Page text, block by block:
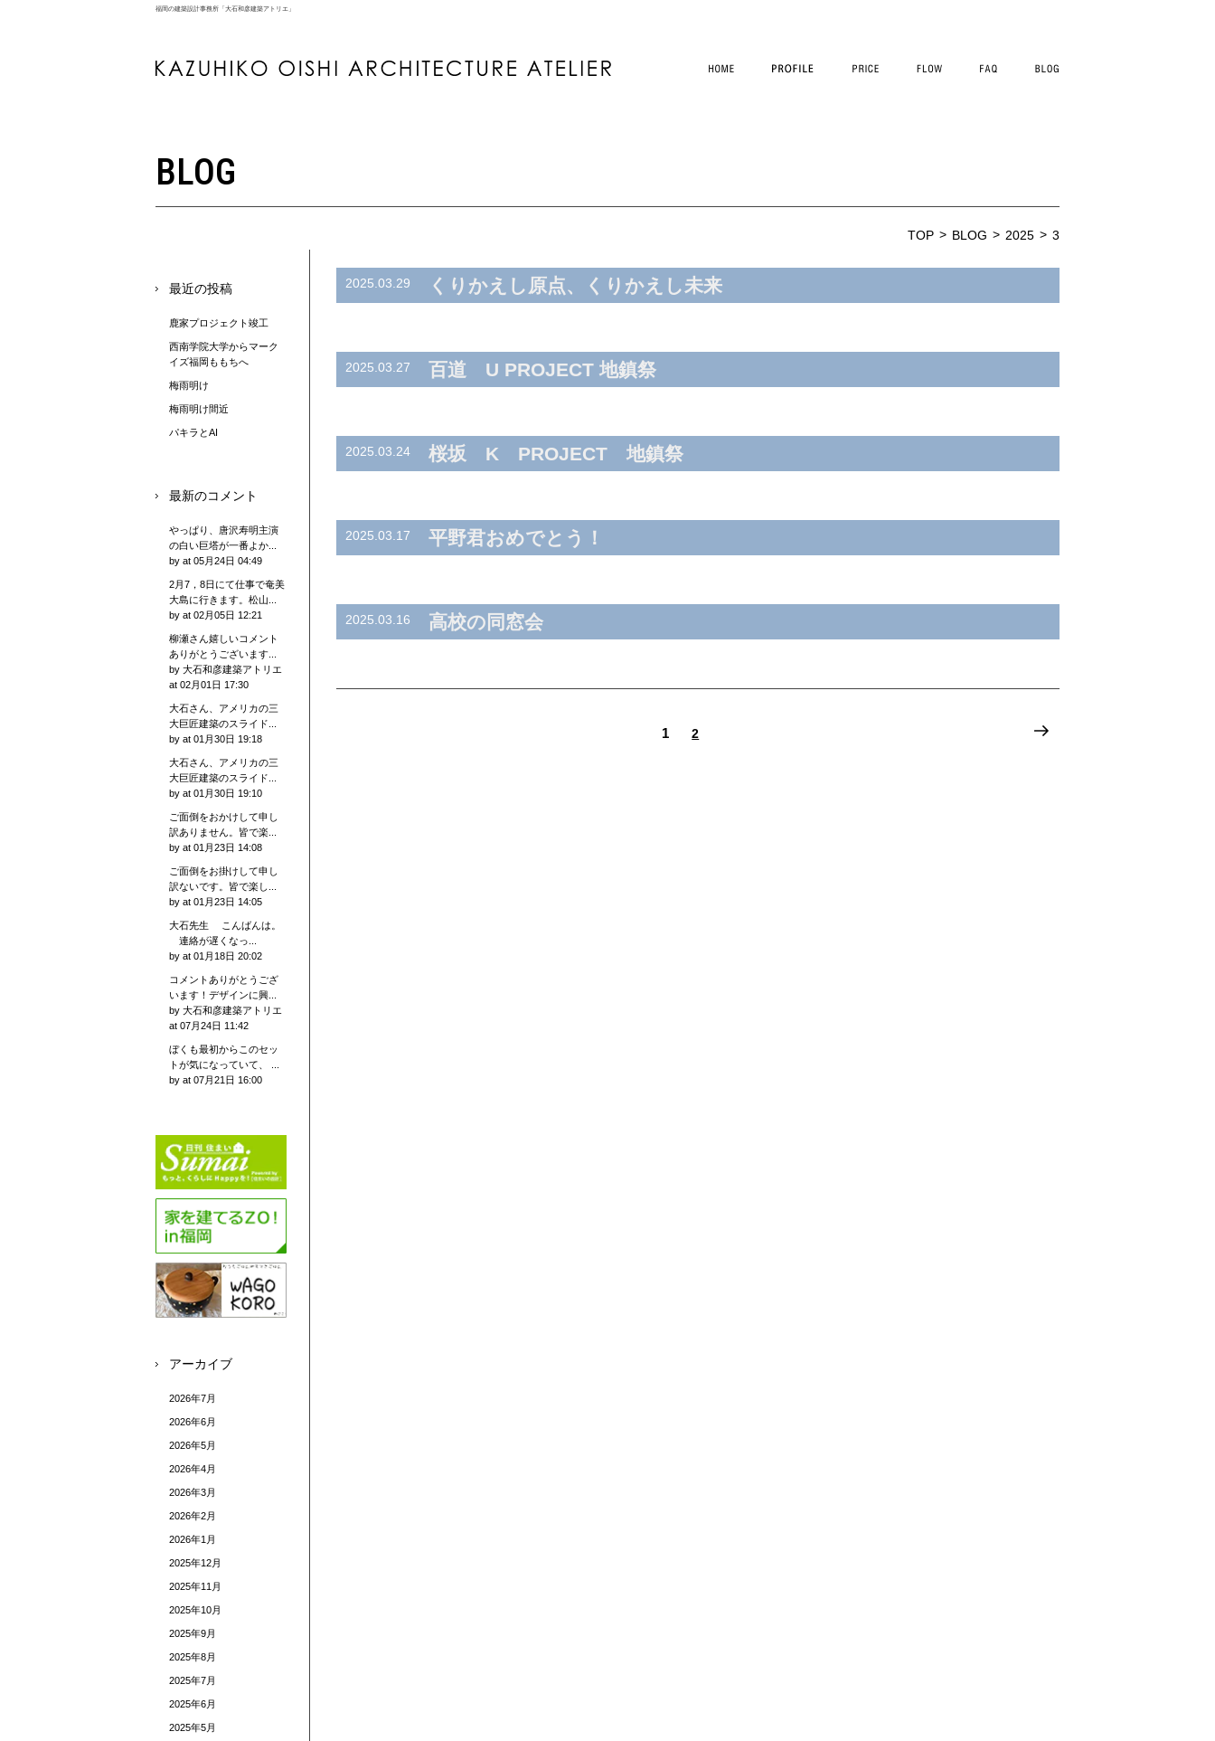
福岡の建築設計事務所「大石和彦建築アトリエ」
BLOG
TOP BLOG 2025 3
2025.03.29 くりかえし原点、くりかえし未来
2025.03.27 百道 U PROJECT 地鎮祭
2025.03.24 桜坂 K PROJECT 地鎮祭
2025.03.17 平野君おめでとう！
2025.03.16 高校の同窓会
1 2
最近の投稿
鹿家プロジェクト竣工
西南学院大学からマーク
イズ福岡ももちへ
梅雨明け
梅雨明け間近
パキラとAI
最新のコメント
やっぱり、唐沢寿明主演
の白い巨塔が一番よか...
by at 05月24日 04:49
2月7，8日にて仕事で奄美
大島に行きます。松山...
by at 02月05日 12:21
柳瀬さん嬉しいコメント
ありがとうございます...
by 大石和彦建築アトリエ
at 02月01日 17:30
大石さん、アメリカの三
大巨匠建築のスライド...
by at 01月30日 19:18
大石さん、アメリカの三
大巨匠建築のスライド...
by at 01月30日 19:10
ご面倒をおかけして申し
訳ありません。皆で楽...
by at 01月23日 14:08
ご面倒をお掛けして申し
訳ないです。皆で楽し...
by at 01月23日 14:05
大石先生 こんばんは。
連絡が遅くなっ...
by at 01月18日 20:02
コメントありがとうござ
います！デザインに興...
by 大石和彦建築アトリエ
at 07月24日 11:42
ぼくも最初からこのセッ
トが気になっていて、 ...
by at 07月21日 16:00
アーカイブ
2026年7月
2026年6月
2026年5月
2026年4月
2026年3月
2026年2月
2026年1月
2025年12月
2025年11月
2025年10月
2025年9月
2025年8月
2025年7月
2025年6月
2025年5月